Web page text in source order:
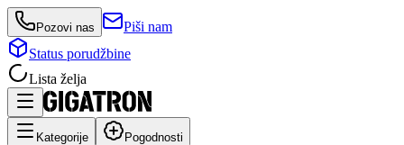
Pozovi nas
Piši nam
Status porudžbine
Lista želja
Kategorije Pogodnosti